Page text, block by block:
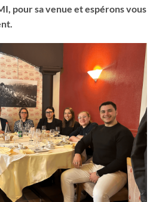
pour sa venue et espérons vous